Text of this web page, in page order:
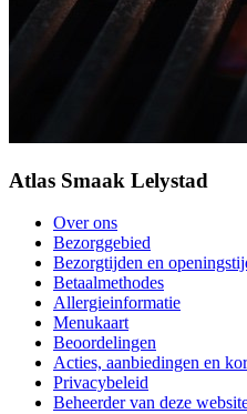
Atlas Smaak Lelystad
Over ons
Bezorggebied
Bezorgtijden en
Betaalmethodes
Allergieinformatie
Menukaart
Beoordelingen
Acties, aanbiedingen en
Privacybeleid
Beheerder van deze